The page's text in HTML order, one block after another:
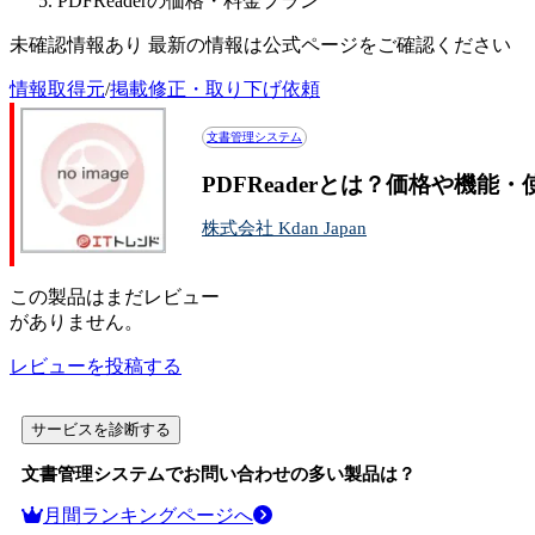
未確認情報あり 最新の情報は公式ページをご確認ください
情報取得元/掲載修正・取り下げ依頼
文書管理システム
PDFReaderとは？価格や機能・
株式会社 Kdan Japan
この製品はまだレビュー
がありません。
レビューを投稿する
サービスを診断する
文書管理システムでお問い合わせの多い製品は？
月間ランキングページへ